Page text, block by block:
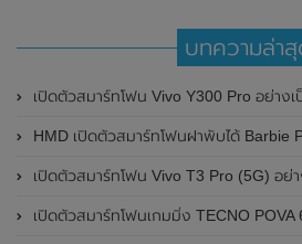
บทความล่า
เปิดตัวสมาร์ทโฟน Vivo Y300 Pro อย่างเป็นทางการแล้วในประเทศจีน มาพร้อมดีไซน์พรีเมี่ยม ทนทาน และ
HMD เปิดตัวสมาร์ทโฟนฝาพับได้ Barbie Phone อย่างเป็
เปิดตัวสมาร์ทโฟน Vivo T3 Pro (5G) อย่างเป็น
เปิดตัวสมาร์ทโฟนเกมมิ่ง TECNO POVA 6 Neo อย่างเป็นทางก